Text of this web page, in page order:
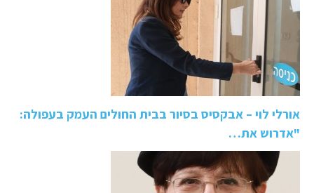
אורלי לוי – אבקסיס בסיור בבית החולים העמק בעפולה:
"אדרוש את…